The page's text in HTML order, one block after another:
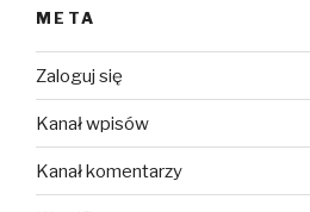
META
Zaloguj się
Kanał wpisów
Kanał komentarzy